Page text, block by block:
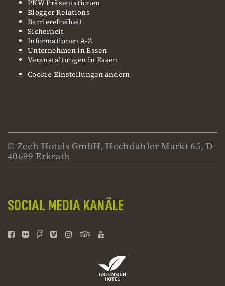
PKW Präsentationen
Blogger Relations
Barrierefreiheit
Sicherheit
Informationen A-Z
Unternehmen in Essen
Veranstaltungen in Essen
Cookie-Einstellungen ändern
© Zech Hotels GmbH, Hochdahler Markt 65, D-
40699 Erkrath
SOCIAL MEDIA KANÄLE